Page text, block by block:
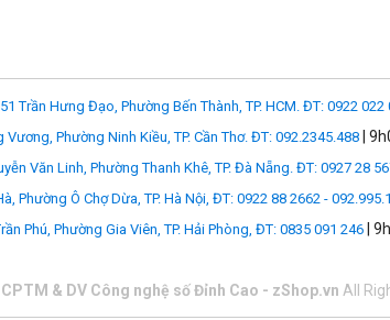
được làm bằng hợp kim nhôm cao cấp
sáng chất lượng của các hộp vẫn còn, nhưng lưới cho
kế và fastener băng khâu xung quanh các cạnh,
các sản phẩm chụp chân dung, kết quả trong một ánh
Trần Hưng Đạo, Phường Bến Thành, TP. HCM. ĐT: 0922 022
Vương, Phường Ninh Kiều, TP. Cần Thơ. ĐT: 092.2345.488 |
Văn Linh, Phường Thanh Khê, TP. Đà Nẵng. ĐT: 0927 28
Phường Ô Chợ Dừa, TP. Hà Nội, ĐT: 0922 88 2662 -
Phú, Phường Gia Viên, TP. Hải Phòng, ĐT: 0835 091 246 |
& DV Công nghệ số Đỉnh Cao - zShop.vn All